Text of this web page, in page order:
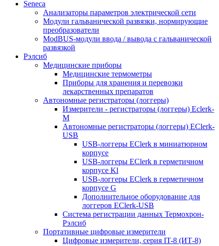
Seneca
Анализаторы параметров электрической сети
Модули гальванической развязки, нормирующие
преобразователи
ModBUS-модули ввода / вывода с гальванической
развязкой
Рэлсиб
Медицинские приборы
Медицинские термометры
Приборы для хранения и перевозки
лекарственных препаратов
Автономные регистраторы (логгеры)
Измерители - регистраторы (логгеры) Eclerk-
M
Автономные регистраторы (логгеры) EClerk-
USB
USB-логгеры EClerk в миниатюрном
корпусе
USB-логгеры EClerk в герметичном
корпусе Kl
USB-логгеры EClerk в герметичном
корпусе G
Дополнительное оборудование для
логгеров EClerk-USB
Система регистрации данных Термохрон-
Рэлсиб
Портативные цифровые измерители
Цифровые измерители, серия IT-8 (ИТ-8)